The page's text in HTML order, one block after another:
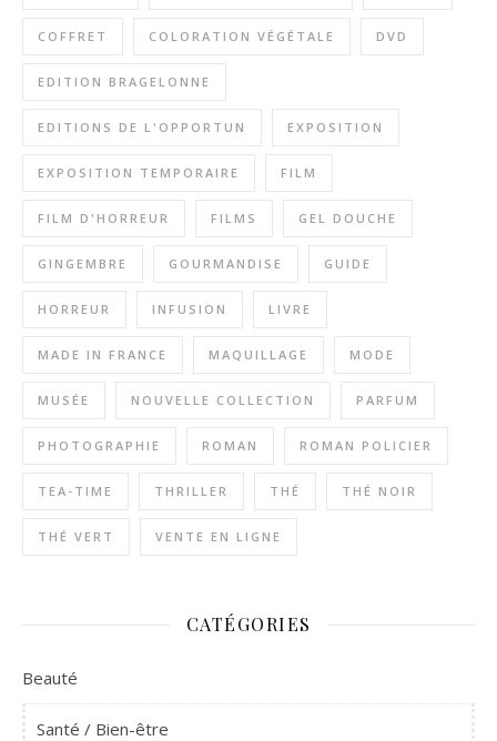
COFFRET COLORATION VÉGÉTALE DVD
EDITION BRAGELONNE
EDITIONS DE L'OPPORTUN EXPOSITION
EXPOSITION TEMPORAIRE FILM
FILM D'HORREUR FILMS GEL DOUCHE
GINGEMBRE GOURMANDISE GUIDE
HORREUR INFUSION LIVRE
MADE IN FRANCE MAQUILLAGE MODE
MUSÉE NOUVELLE COLLECTION PARFUM
PHOTOGRAPHIE ROMAN ROMAN POLICIER
TEA-TIME THRILLER THÉ THÉ NOIR
THÉ VERT VENTE EN LIGNE
CATÉGORIES
Beauté
Santé / Bien-être